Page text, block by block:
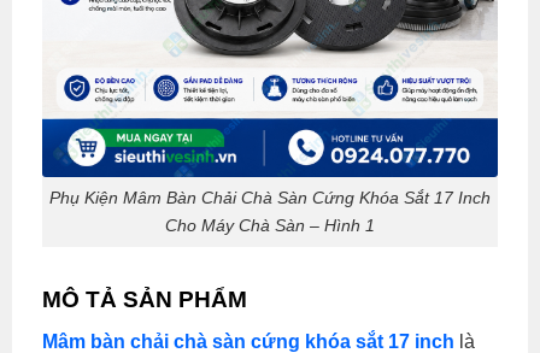
Phụ Kiện Mâm Bàn Chải Chà Sàn Cứng Khóa Sắt 17 Inch
Cho Máy Chà Sàn – Hình 1
MÔ TẢ SẢN PHẨM
Mâm bàn chải chà sàn cứng khóa sắt 17 inch là